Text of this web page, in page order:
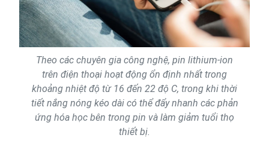
Theo các chuyên gia công nghệ, pin lithium-ion
trên điện thoại hoạt động ổn định nhất trong
khoảng nhiệt độ từ 16 đến 22 độ C, trong khi thời
tiết nắng nóng kéo dài có thể đẩy nhanh các phản
ứng hóa học bên trong pin và làm giảm tuổi thọ
thiết bị.